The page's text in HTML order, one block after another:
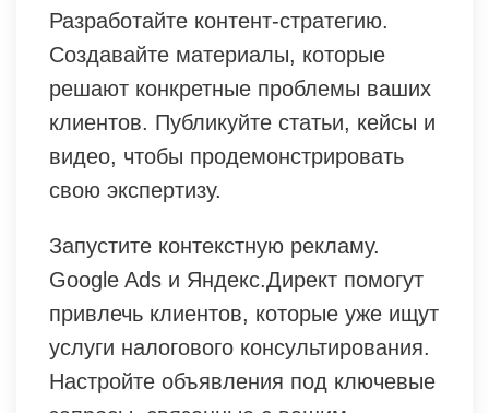
Разработайте контент-стратегию.
Создавайте материалы, которые
решают конкретные проблемы ваших
клиентов. Публикуйте статьи, кейсы и
видео, чтобы продемонстрировать
свою экспертизу.
Запустите контекстную рекламу.
Google Ads и Яндекс.Директ помогут
привлечь клиентов, которые уже ищут
услуги налогового консультирования.
Настройте объявления под ключевые